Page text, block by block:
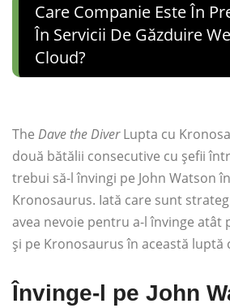
Care Companie Este În
În Servicii De Găzduire
Cloud?
The Dave the DiverLupta cu
două bătălii consecutive cu șefii
trebui să-l învingi pe John Watson
Kronosaurus. Iată care sunt
avea nevoie pentru a-l învinge atât
și pe Kronosaurus în această luptă
Învinge-l pe John